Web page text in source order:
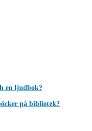
en ljudbok?
på bibliotek?